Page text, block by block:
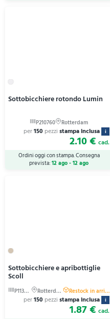
Sottobicchiere rotondo Lumin
per150 pezzi stampa inclusa i
2.10 € cad.
Ordini oggi con stampa. Consegna
prevista:12 ago - 12 ago
Sottobicchiere e apribottiglie
Scoll
per150 pezzi stampa inclusa i
1.87 € cad.